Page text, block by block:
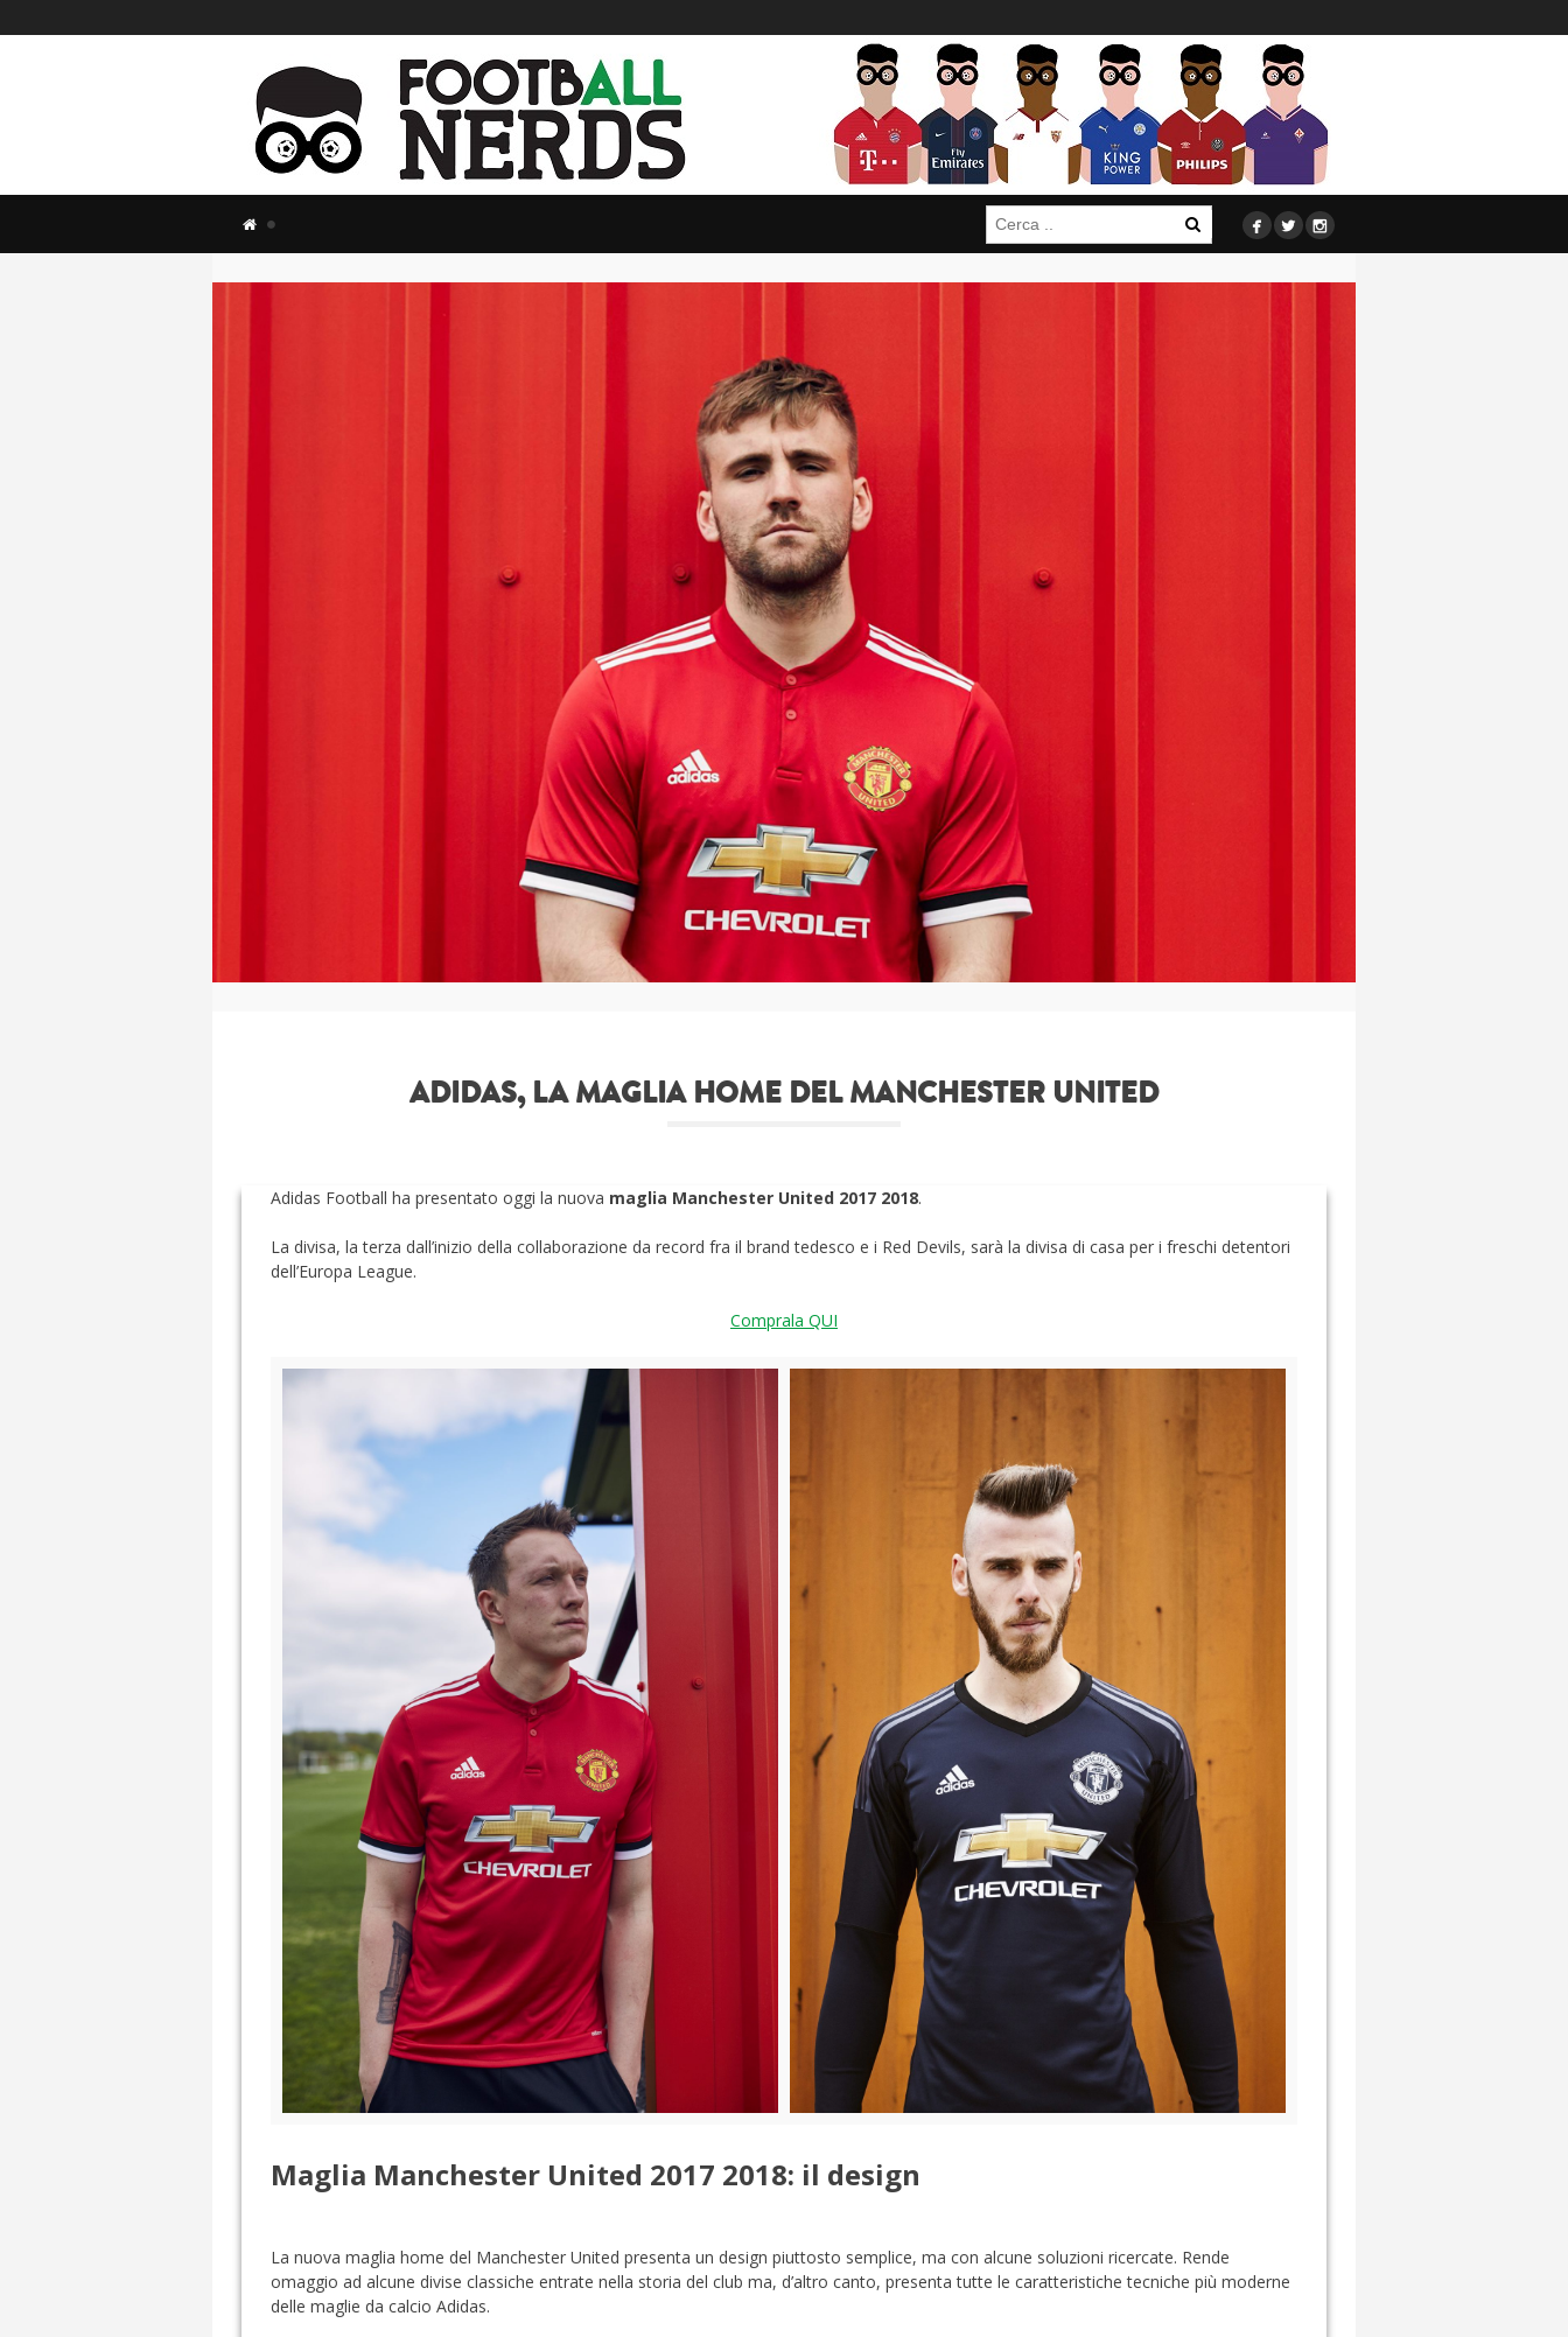
Cerca:   
ADIDAS, LA MAGLIA HOME DEL MANCHESTER UNITED
Adidas Football ha presentato oggi la nuova maglia Manchester United 2017 2018.
La divisa, la terza dall’inizio della collaborazione da record fra il brand tedesco e i Red Devils, sarà la divisa di casa per i freschi detentori
dell’Europa League.
Comprala QUI
Maglia Manchester United 2017 2018: il design
La nuova maglia home del Manchester United presenta un design piuttosto semplice, ma con alcune soluzioni ricercate. Rende
omaggio ad alcune divise classiche entrate nella storia del club ma, d’altro canto, presenta tutte le caratteristiche tecniche più moderne
delle maglie da calcio Adidas.